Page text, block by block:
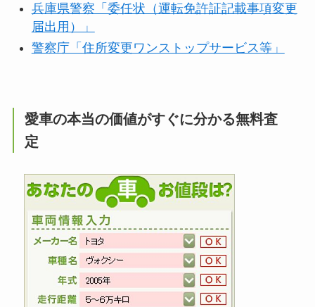
兵庫県警察「委任状（運転免許証記載事項変更
届出用）」
警察庁「住所変更ワンストップサービス等」
愛車の本当の価値がすぐに分かる無料査
定